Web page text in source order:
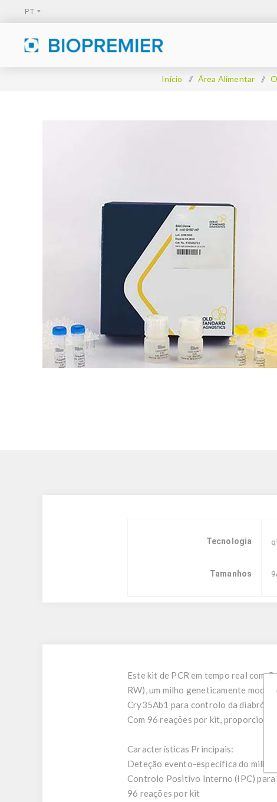
Início / Área Alimentar /
Tecnologia
Tamanhos
Este kit de PCR em tempo real
RW), um milho geneticamente
Cry35Ab1 para controlo da
Com 96 reações por kit, proporciona
Características Principais:
Deteção evento-específica do milho
Controlo Positivo Interno (IPC) para
96 reações por kit